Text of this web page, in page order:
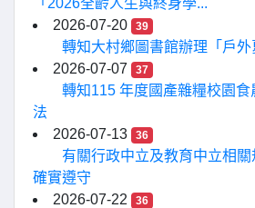
「2026全齡人生與終身學...
2026-07-20
39
轉知大村鄉圖書館辦理「戶
2026-07-07
37
轉知115 年度國產雜糧校園
法
2026-07-13
36
有關行政中立及教育中立相
確實遵守
2026-07-22
36